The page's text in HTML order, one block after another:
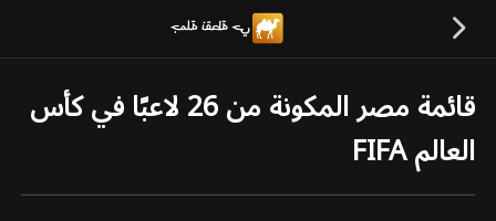
قائمة مصر المكونة من 26 لاعبًا في كأس
العالم FIFA